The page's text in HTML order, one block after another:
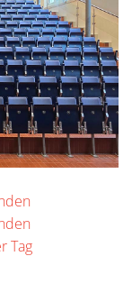
Tag